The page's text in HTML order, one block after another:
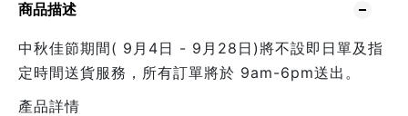
商品描述
中秋佳節期間( 9月4日 - 9月28日)將不設即日單及指
定時間送貨服務，所有訂單將於 9am-6pm送出。
產品詳情